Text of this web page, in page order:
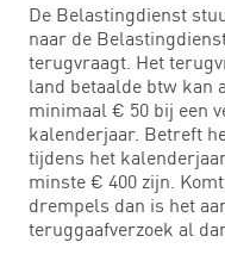
De Belastingdienst
naar de
terugvraagt. Het
land betaalde btw kan
minimaal € 50 bij een
kalenderjaar. Betreft
tijdens het
minste € 400 zijn.
drempels dan is het
teruggaafverzoek al